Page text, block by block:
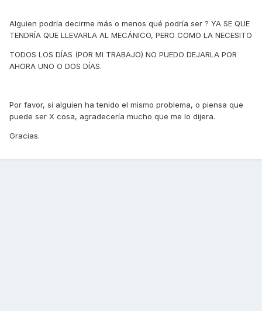
Alguien podría decirme más o menos qué podría ser ? YA SE QUE
TENDRÍA QUE LLEVARLA AL MECÁNICO, PERO COMO LA NECESITO
TODOS LOS DÍAS (POR MI TRABAJO) NO PUEDO DEJARLA POR
AHORA UNO O DOS DÍAS.
Por favor, si alguien ha tenido el mismo problema, o piensa que
puede ser X cosa, agradecería mucho que me lo dijera.
Gracias.